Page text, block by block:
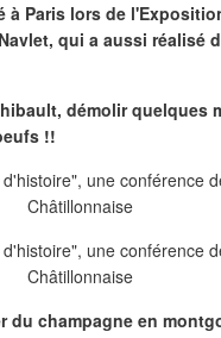
Paris lors de
qui a aussi réalisé
démolir quelques
!!
du champagne en